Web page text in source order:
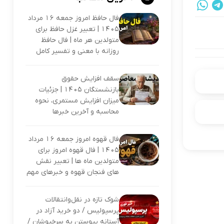
فال حافظ امروز جمعه 16 مرداد
1405 | تعبیر غزل حافظ برای
متولدین هر ماه | فال حافظ
روزانه با معنی و تفسیر کامل
سقف افزایش حقوق
بازنشستگان 1405 | جزئیات
میزان افزایش مستمری، نحوه
محاسبه و آخرین خبرها
فال قهوه امروز جمعه 16 مرداد
1405 | فال قهوه امروز برای
متولدین ماه ها | تعبیر نقش
های فنجان قهوه و خبرهای مهم
شوک تازه در نقل‌وانتقالات
پرسپولیس / دو خرید آزاد در
آستانه پیوستن به سرخپوشان /